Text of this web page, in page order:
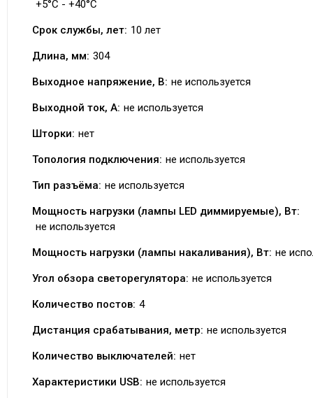
+5°C - +40°C
Срок службы, лет: 10 лет
Длина, мм: 304
Выходное напряжение, В: не используется
Выходной ток, А: не используется
Шторки: нет
Топология подключения: не используется
Тип разъёма: не используется
Мощность нагрузки (лампы LED диммируемые), Вт:
не используется
Мощность нагрузки (лампы накаливания), Вт: не
Угол обзора светорегулятора: не используется
Количество постов: 4
Дистанция срабатывания, метр: не используется
Количество выключателей: нет
Характеристики USB: не используется